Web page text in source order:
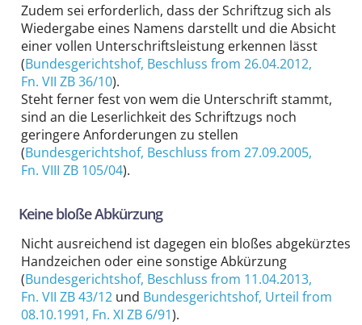
Zudem sei erforderlich, dass der Schriftzug sich als
Wiedergabe eines Namens darstellt und die Absicht
einer vollen Unterschriftsleistung erkennen lässt
(Bundesgerichtshof, Beschluss from 26.04.2012,
Fn. VII ZB 36/10).
Steht ferner fest von wem die Unterschrift stammt,
sind an die Leserlichkeit des Schriftzugs noch
geringere Anforderungen zu stellen
(Bundesgerichtshof, Beschluss from 27.09.2005,
Fn. VIII ZB 105/04).
Keine bloße Abkürzung
Nicht ausreichend ist dagegen ein bloßes abgekürztes
Handzeichen oder eine sonstige Abkürzung
(Bundesgerichtshof, Beschluss from 11.04.2013,
Fn. VII ZB 43/12 und Bundesgerichtshof, Urteil from
08.10.1991, Fn. XI ZB 6/91).